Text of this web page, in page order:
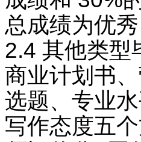
总成绩为优
2.4 其他类型
商业计划书
选题、专业
写作态度五